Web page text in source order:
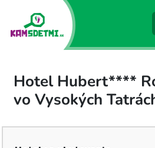
Hotel Hubert****
vo Vysokých